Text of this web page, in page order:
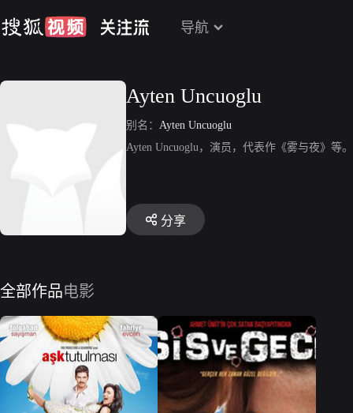
导航
Ayten Uncuoglu
别名： Ayten Uncuoglu
Ayten Uncuoglu，演员，代表作《雾与夜》等。
分享
全部作品电影